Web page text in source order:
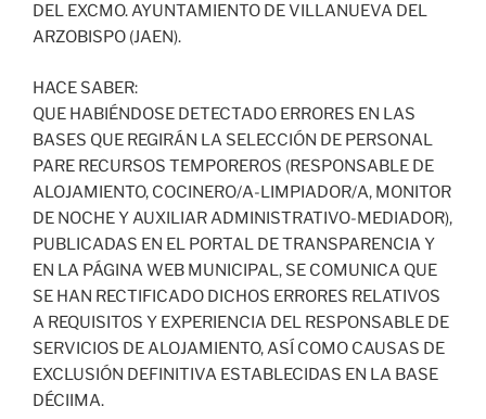
DEL EXCMO. AYUNTAMIENTO DE VILLANUEVA DEL
ARZOBISPO (JAEN).
HACE SABER:
QUE HABIÉNDOSE DETECTADO ERRORES EN LAS
BASES QUE REGIRÁN LA SELECCIÓN DE PERSONAL
PARE RECURSOS TEMPOREROS (RESPONSABLE DE
ALOJAMIENTO, COCINERO/A-LIMPIADOR/A, MONITOR
DE NOCHE Y AUXILIAR ADMINISTRATIVO-MEDIADOR),
PUBLICADAS EN EL PORTAL DE TRANSPARENCIA Y
EN LA PÁGINA WEB MUNICIPAL, SE COMUNICA QUE
SE HAN RECTIFICADO DICHOS ERRORES RELATIVOS
A REQUISITOS Y EXPERIENCIA DEL RESPONSABLE DE
SERVICIOS DE ALOJAMIENTO, ASÍ COMO CAUSAS DE
EXCLUSIÓN DEFINITIVA ESTABLECIDAS EN LA BASE
DÉCIIMA.